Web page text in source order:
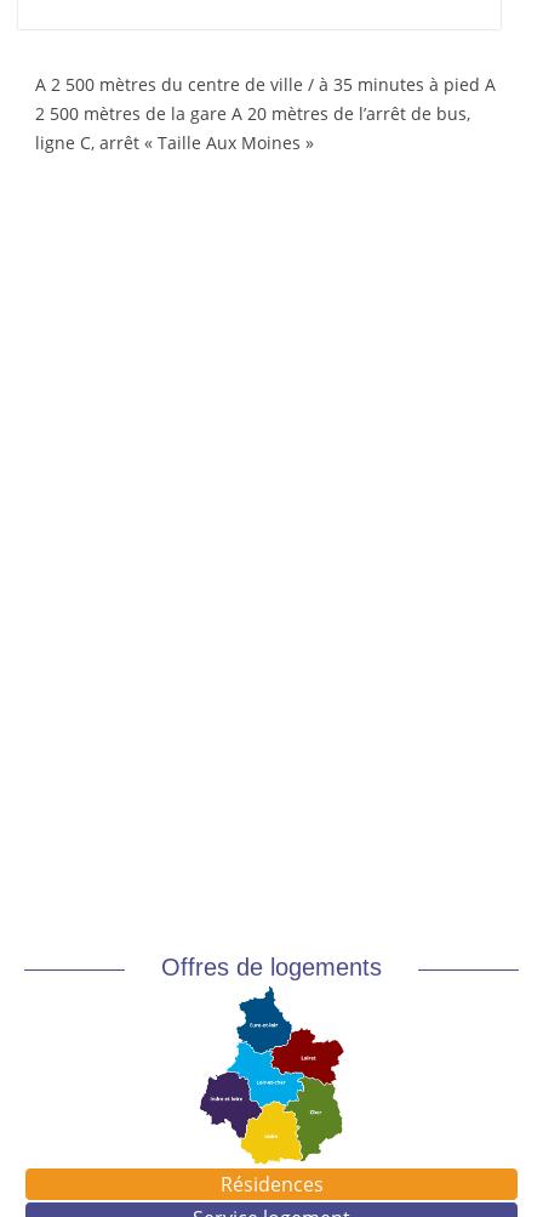
A 2 500 mètres du centre de ville / à 35 minutes à pied A
2 500 mètres de la gare A 20 mètres de l’arrêt de bus,
ligne C, arrêt « Taille Aux Moines »
Offres de logements
Résidences